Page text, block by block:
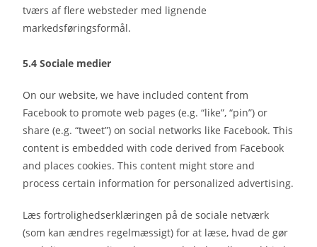
tværs af flere websteder med lignende
markedsføringsformål.
5.4 Sociale medier
On our website, we have included content from
Facebook to promote web pages (e.g. “like”, “pin”) or
share (e.g. “tweet”) on social networks like Facebook. This
content is embedded with code derived from Facebook
and places cookies. This content might store and
process certain information for personalized advertising.
Læs fortrolighedserklæringen på de sociale netværk
(som kan ændres regelmæssigt) for at læse, hvad de gør